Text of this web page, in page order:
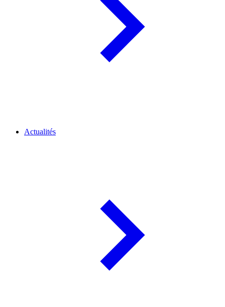
Actualités